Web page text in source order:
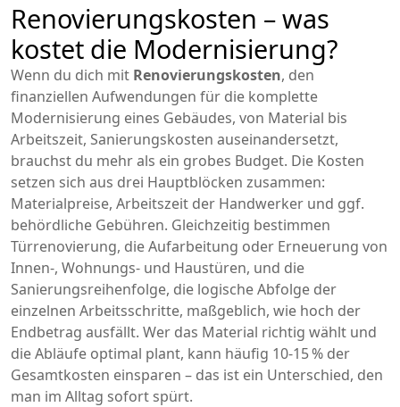
Renovierungskosten – was
kostet die Modernisierung?
Wenn du dich mit Renovierungskosten, den
finanziellen Aufwendungen für die komplette
Modernisierung eines Gebäudes, von Material bis
Arbeitszeit, Sanierungskosten auseinandersetzt,
brauchst du mehr als ein grobes Budget. Die Kosten
setzen sich aus drei Hauptblöcken zusammen:
Materialpreise, Arbeitszeit der Handwerker und ggf.
behördliche Gebühren. Gleichzeitig bestimmen
Türrenovierung, die Aufarbeitung oder Erneuerung von
Innen‑, Wohnungs‑ und Haustüren, und die
Sanierungsreihenfolge, die logische Abfolge der
einzelnen Arbeitsschritte, maßgeblich, wie hoch der
Endbetrag ausfällt. Wer das Material richtig wählt und
die Abläufe optimal plant, kann häufig 10‑15 % der
Gesamtkosten einsparen – das ist ein Unterschied, den
man im Alltag sofort spürt.